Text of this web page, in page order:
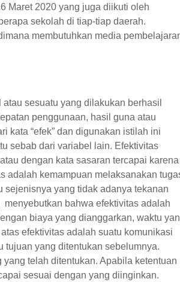
Maret 2020 yang juga diikuti oleh
sekolah di tiap-tiap daerah.
membutuhkan media
sesuatu yang dilakukan berhasil
penggunaan, hasil guna atau
kata “efek” dan digunakan istilah ini
sebab dari variabel lain. Efektivitas
dengan kata sasaran tercapai karena
adalah kemampuan melaksanakan
sejenisnya yang tidak adanya tekanan
bahwa efektivitas adalah
biaya yang dianggarkan, waktu
efektivitas adalah suatu komunikasi
tujuan yang ditentukan sebelumnya.
telah ditentukan. Apabila ketentuan
sesuai dengan yang diinginkan.